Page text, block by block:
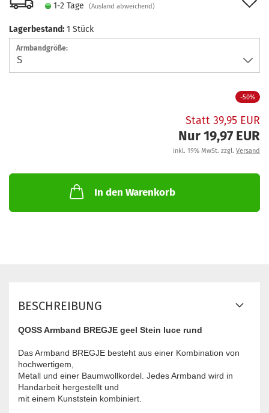
1-2 Tage
(Ausland abweichend)
Lagerbestand: 1 Stück
Armbandgröße:
-50%
Statt 39,95 EUR
Nur 19,97 EUR
inkl. 19% MwSt. zzgl. Versand
In den Warenkorb
BESCHREIBUNG
QOSS Armband BREGJE geel Stein luce rund
Das Armband BREGJE besteht aus einer Kombination von
hochwertigem,
Metall und einer Baumwollkordel. Jedes Armband wird in
Handarbeit hergestellt und
mit einem Kunststein kombiniert.